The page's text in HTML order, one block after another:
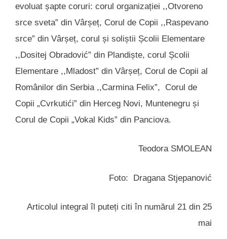
evoluat șapte coruri: corul organizației ,,Otvoreno
srce sveta” din Vârșeț, Corul de Copii ,,Raspevano
srce” din Vârșeț, corul și soliștii Școlii Elementare
,,Dositej Obradović” din Plandiște, corul Școlii
Elementare ,,Mladost” din Vârșeț, Corul de Copii al
Românilor din Serbia ,,Carmina Felix”, Corul de
Copii „Cvrkutići” din Herceg Novi, Muntenegru și
Corul de Copii „Vokal Kids” din Panciova.
Teodora SMOLEAN
Foto: Dragana Stjepanović
Articolul integral îl puteți citi în numărul 21 din 25
mai